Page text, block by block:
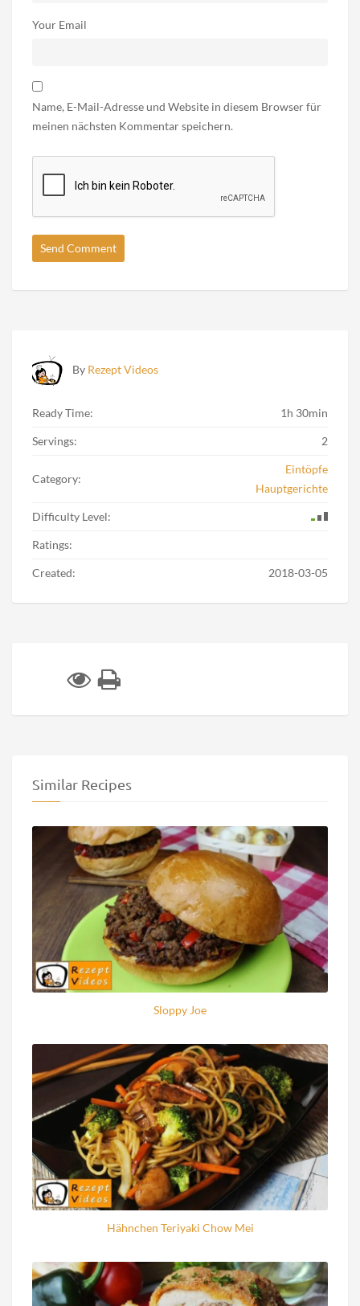
Your Email
Name, E-Mail-Adresse und Website in diesem Browser für
meinen nächsten Kommentar speichern.
By Rezept Videos
Ready Time: 1h 30min
Servings: 2
Category:
Eintöpfe
Hauptgerichte
Difficulty Level:
Ratings:
Created: 2018-03-05
Similar Recipes
Sloppy Joe
Hähnchen Teriyaki Chow Mei